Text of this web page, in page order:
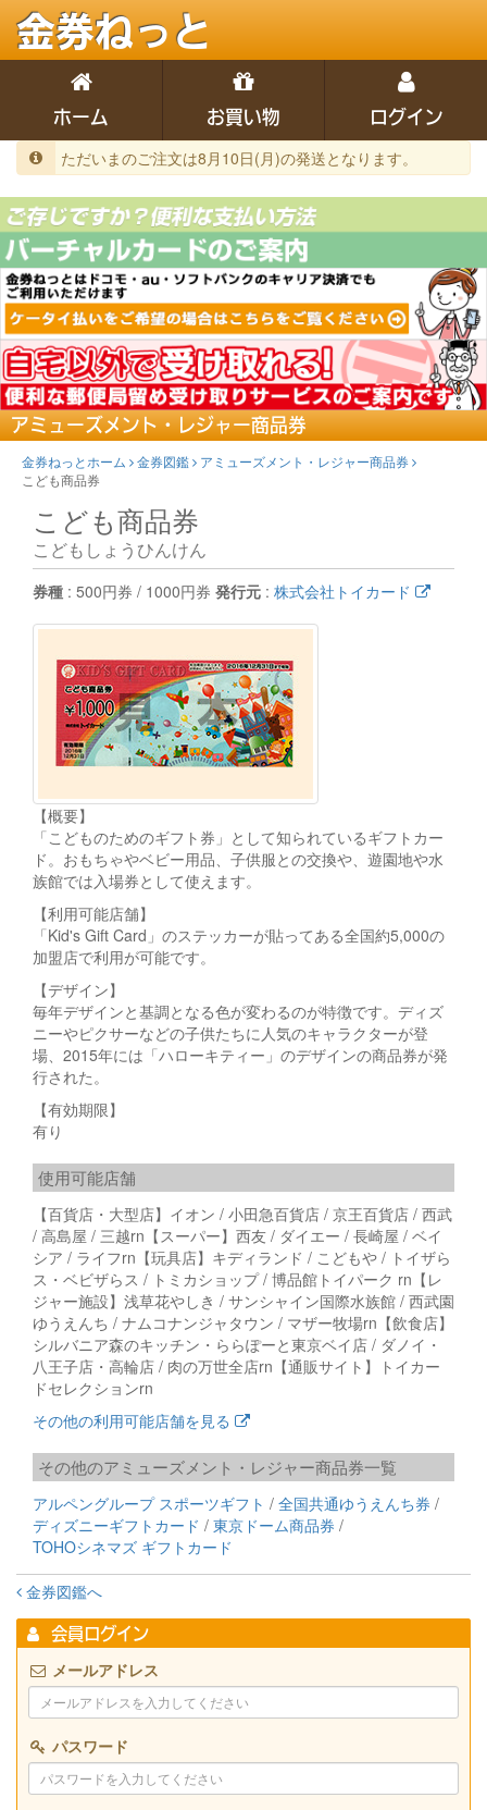
金券ねっと
ホーム お買い物 ログイン
ただいまのご注文は8月10日(月)の発送となります。
アミューズメント・レジャー商品券
金券ねっとホーム
金券図鑑
アミューズメント・レジャー商品券
こども商品券
こども商品券
こどもしょうひんけん
券種 : 500円券 / 1000円券 発行元 : 株式会社トイカード
【概要】
「こどものためのギフト券」として知られているギフトカー
ド。おもちゃやベビー用品、子供服との交換や、遊園地や水
族館では入場券として使えます。
【利用可能店舗】
「Kid's Gift Card」のステッカーが貼ってある全国約5,000の
加盟店で利用が可能です。
【デザイン】
毎年デザインと基調となる色が変わるのが特徴です。ディズ
ニーやピクサーなどの子供たちに人気のキャラクターが登
場、2015年には「ハローキティー」のデザインの商品券が発
行された。
【有効期限】
有り
使用可能店舗
【百貨店・大型店】イオン / 小田急百貨店 / 京王百貨店 / 西武
/ 高島屋 / 三越rn【スーパー】西友 / ダイエー / 長崎屋 / ベイ
シア / ライフrn【玩具店】キディランド / こどもや / トイザら
ス・ベビザらス / トミカショップ / 博品館トイパーク rn【レ
ジャー施設】浅草花やしき / サンシャイン国際水族館 / 西武園
ゆうえんち / ナムコナンジャタウン / マザー牧場rn【飲食店】
シルバニア森のキッチン・ららぽーと東京ベイ店 / ダノイ・
八王子店・高輪店 / 肉の万世全店rn【通販サイト】トイカー
ドセレクションrn
その他の利用可能店舗を見る
その他のアミューズメント・レジャー商品券一覧
アルペングループ スポーツギフト
全国共通ゆうえんち券
ディズニーギフトカード
東京ドーム商品券
TOHOシネマズ ギフトカード
金券図鑑へ
会員ログイン
メールアドレス
パスワード